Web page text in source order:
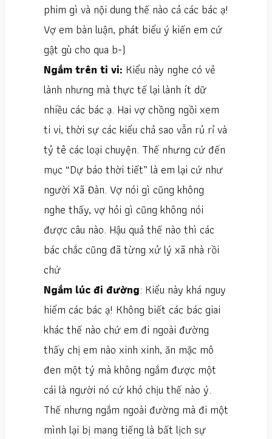
phim gì và nội dung thế nào cả các bác ạ!
Vợ em bàn luận, phát biểu ý kiến em cứ
gật gù cho qua b-)
Ngắm trên ti vi: Kiểu này nghe có vẻ
lành nhưng mà thực tế lại lành ít dữ
nhiều các bác ạ. Hai vợ chồng ngồi xem
ti vi, thời sự các kiểu chả sao vẫn rủ rỉ và
tỷ tê các loại chuyện. Thế nhưng cứ đến
mục “Dự báo thời tiết” là em lại cứ như
người Xã Đàn. Vợ nói gì cũng không
nghe thấy, vợ hỏi gì cũng không nói
được câu nào. Hậu quả thế nào thì các
bác chắc cũng đã từng xử lý xã nhà rồi
chứ
Ngắm lúc đi đường: Kiểu này khá nguy
hiểm các bác ạ! Không biết các bác giai
khác thế nào chứ em đi ngoài đường
thấy chị em nào xinh xinh, ăn mặc mô
đen một tý mà không ngắm được một
cái là người nó cứ khó chịu thế nào ý.
Thế nhưng ngắm ngoài đường mà đi một
mình lại bị mang tiếng là bất lịch sự